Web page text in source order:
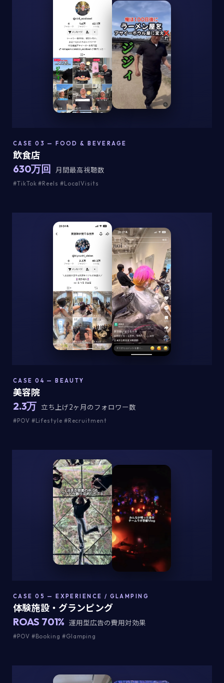
CASE 03 — FOOD & BEVERAGE
飲食店
630万回 月間最高視聴数
#TikTok #Reels #LocalVisits
CASE 04 — BEAUTY
美容院
2.3万 立ち上げ2ヶ月のフォロワー数
#POV #Lifestyle #Recruitment
CASE 05 — EXPERIENCE / GLAMPING
体験施設・グランピング
ROAS 701% 運用型広告の費用対効果
#POV #Booking #Glamping